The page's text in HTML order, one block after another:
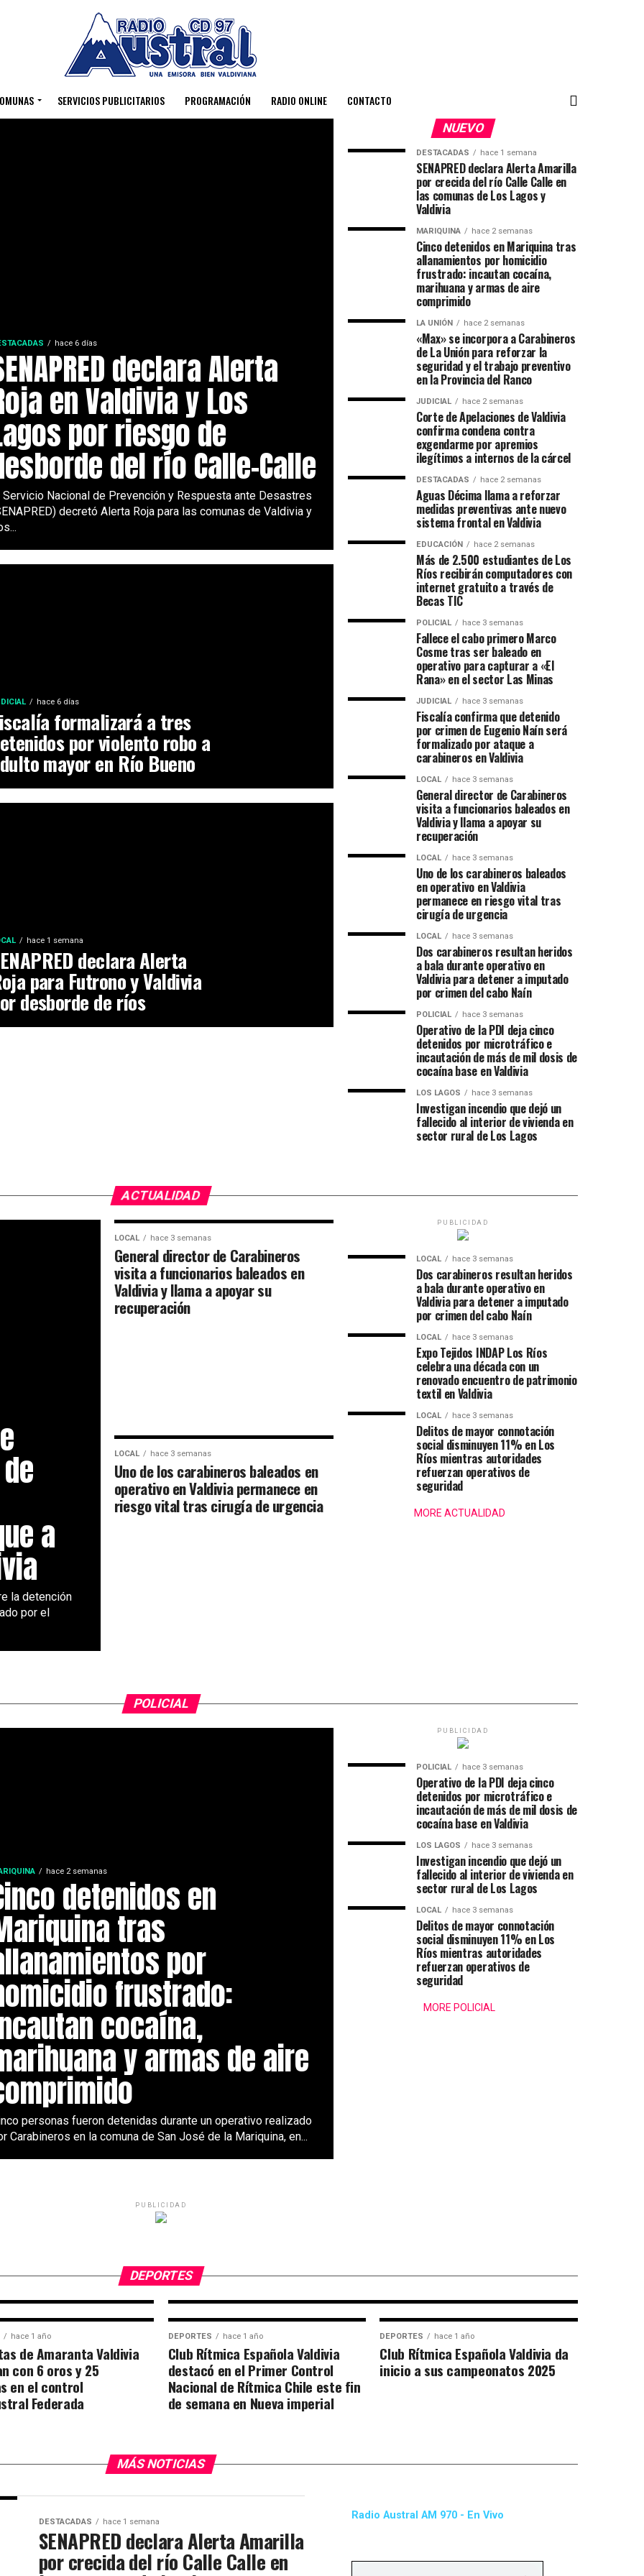
SERVICIOS PUBLICITARIOS PROGRAMACIÓN RADIO ONLINE CONTACTO
hace 6 días
declara Alerta
en Valdivia y Los
por riesgo de
del río Calle-Calle
Servicio Nacional de Prevención y Respuesta ante Desastres
decretó Alerta Roja para las comunas de Valdivia y
hace 6 días
formalizará a tres
por violento robo a
mayor en Río Bueno
hace 1 semana
declara Alerta
para Futrono y Valdivia
desborde de ríos
NUEVO
DESTACADAS hace 1 semana
SENAPRED declara Alerta Amarilla
por crecida del río Calle Calle en
las comunas de Los Lagos y
Valdivia
MARIQUINA hace 2 semanas
Cinco detenidos en Mariquina tras
allanamientos por homicidio
frustrado: incautan cocaína,
marihuana y armas de aire
comprimido
LA UNIÓN hace 2 semanas
«Max» se incorpora a Carabineros
de La Unión para reforzar la
seguridad y el trabajo preventivo
en la Provincia del Ranco
JUDICIAL hace 2 semanas
Corte de Apelaciones de Valdivia
confirma condena contra
exgendarme por apremios
ilegítimos a internos de la cárcel
DESTACADAS hace 2 semanas
Aguas Décima llama a reforzar
medidas preventivas ante nuevo
sistema frontal en Valdivia
EDUCACIÓN hace 2 semanas
Más de 2.500 estudiantes de Los
Ríos recibirán computadores con
internet gratuito a través de
Becas TIC
POLICIAL hace 3 semanas
Fallece el cabo primero Marco
Cosme tras ser baleado en
operativo para capturar a «El
Rana» en el sector Las Minas
JUDICIAL hace 3 semanas
Fiscalía confirma que detenido
por crimen de Eugenio Naín será
formalizado por ataque a
carabineros en Valdivia
LOCAL hace 3 semanas
General director de Carabineros
visita a funcionarios baleados en
Valdivia y llama a apoyar su
recuperación
LOCAL hace 3 semanas
Uno de los carabineros baleados
en operativo en Valdivia
permanece en riesgo vital tras
cirugía de urgencia
LOCAL hace 3 semanas
Dos carabineros resultan heridos
a bala durante operativo en
Valdivia para detener a imputado
por crimen del cabo Naín
POLICIAL hace 3 semanas
Operativo de la PDI deja cinco
detenidos por microtráfico e
incautación de más de mil dosis de
cocaína base en Valdivia
LOS LAGOS hace 3 semanas
Investigan incendio que dejó un
fallecido al interior de vivienda en
sector rural de Los Lagos
ACTUALIDAD
a
la detención
por el
LOCAL hace 3 semanas
General director de Carabineros
visita a funcionarios baleados en
Valdivia y llama a apoyar su
recuperación
LOCAL hace 3 semanas
Uno de los carabineros baleados en
operativo en Valdivia permanece en
riesgo vital tras cirugía de urgencia
PUBLICIDAD
LOCAL hace 3 semanas
Dos carabineros resultan heridos
a bala durante operativo en
Valdivia para detener a imputado
por crimen del cabo Naín
LOCAL hace 3 semanas
Expo Tejidos INDAP Los Ríos
celebra una década con un
renovado encuentro de patrimonio
textil en Valdivia
LOCAL hace 3 semanas
Delitos de mayor connotación
social disminuyen 11% en Los
Ríos mientras autoridades
refuerzan operativos de
seguridad
MORE ACTUALIDAD
POLICIAL
hace 2 semanas
detenidos en
tras
por
frustrado:
cocaína,
y armas de aire
personas fueron detenidas durante un operativo realizado
Carabineros en la comuna de San José de la Mariquina, en...
PUBLICIDAD
POLICIAL hace 3 semanas
Operativo de la PDI deja cinco
detenidos por microtráfico e
incautación de más de mil dosis de
cocaína base en Valdivia
LOS LAGOS hace 3 semanas
Investigan incendio que dejó un
fallecido al interior de vivienda en
sector rural de Los Lagos
LOCAL hace 3 semanas
Delitos de mayor connotación
social disminuyen 11% en Los
Ríos mientras autoridades
refuerzan operativos de
seguridad
MORE POLICIAL
PUBLICIDAD
DEPORTESchileno Superwelter
hace 1 año
de Amaranta Valdivia
con 6 oros y 25
en el control
Federada
DEPORTES hace 1 año
Club Rítmica Española Valdivia
destacó en el Primer Control
Nacional de Rítmica Chile este fin
de semana en Nueva imperial
DEPORTES hace 1 año
Club Rítmica Española Valdivia da
inicio a sus campeonatos 2025
MÁS NOTICIAS
DESTACADAS hace 1 semana
SENAPRED declara Alerta Amarilla
por crecida del río Calle Calle en
Radio Austral AM 970 - En Vivo